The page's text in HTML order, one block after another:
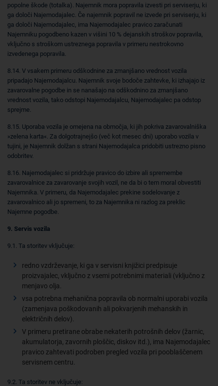
popolne škode (totalka). Najemnik mora popravila izvesti pri serviserju, ki
ga določi Najemodajalec. Če najemnik popravil ne izvede pri serviserju, ki
ga določi Najemodajalec, ima Najemodajalec pravico zaračunati
Najemniku pogodbeno kazen v višini 10 % dejanskih stroškov popravila,
vključno s stroškom ustreznega popravila v primeru nestrokovno
izvedenega popravila.
8.14. V vsakem primeru odškodnine za zmanjšano vrednost vozila
pripadajo Najemodajalcu. Najemnik svoje bodoče zahtevke, ki izhajajo iz
zavarovalne pogodbe in se nanašajo na odškodnino za zmanjšano
vrednost vozila, tako odstopi Najemodajalcu, Najemodajalec pa odstop
sprejme.
8.15. Uporaba vozila je omejena na območja, ki jih pokriva zavarovalniška
»zelena karta«. Za dolgotrajnejšo (več kot mesec dni) uporabo vozila v
tujini, je Najemnik dolžan s strani Najemodajalca pridobiti ustrezno pisno
odobritev.
8.16. Najemodajalec si pridržuje pravico do izbire ali spremembe
zavarovalnice za zavarovanje svojih vozil, ne da bi o tem moral obvestiti
Najemnika. V primeru, da Najemodajalec prekine sodelovanje z
zavarovalnico ali jo spremeni, to za Najemnika ni razlog za preklic
Najemne pogodbe.
9. Servis vozila
9.1. Ta storitev vključuje:
redno vzdrževanje, ki ga v servisni knjižici predpisuje
proizvajalec, vključno z vsemi potrebnimi materiali (vključno z
menjavo olja.
vsa potrebna mehanična popravila ob normalni uporabi vozila
(zamenjava poškodovanih ali pokvarjenih mehanskih in
električnih delov).
V primeru pretirane obrabe nekaterih potrošnih delov (žarnic,
akumulatorja, zavornih ploščic, diskov itd.), ima Najemodajalec
pravico zahtevati podroben pregled vozila pri pooblaščenem
servisnem centru.
9.2. Ta storitev ne vključuje: